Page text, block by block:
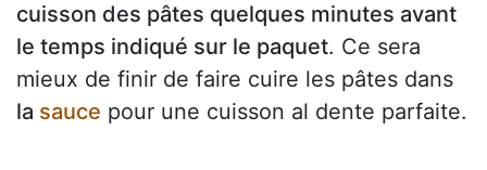
cuisson des pâtes quelques minutes avant
le temps indiqué sur le paquet. Ce sera
mieux de finir de faire cuire les pâtes dans
la sauce pour une cuisson al dente parfaite.